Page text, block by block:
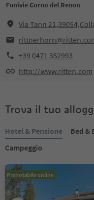
Funivie Corno del Renon
Via Tann
+39 0471 352993
http://www.ritten.com
Trova il tuo
Hotel & Pensione Bed &
Campeggio
Prenotabile online